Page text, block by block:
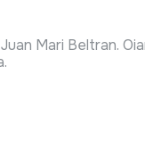
Mari Beltran.